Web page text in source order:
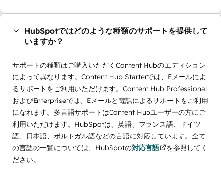
HubSpotではどのような種類のサポートを提供して
いますか？
サポートの種類はご購入いただくContent Hubのエディション
によって異なります。Content Hub Starterでは、Eメールによ
るサポートをご利用いただけます。Content Hub Professional
およびEnterpriseでは、Eメールと電話によるサポートをご利用
になれます。多言語サポートはContent Hubユーザーの方にご
利用いただけます。HubSpotは、英語、フランス語、ドイツ
語、日本語、ポルトガル語などの言語に対応しています。全て
の言語の一覧については、HubSpotの対応言語
を参照してく
ださい。